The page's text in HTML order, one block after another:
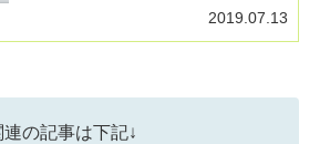
るハイエース仕様にしておくことです。2019.07.13
の記事は下記↓